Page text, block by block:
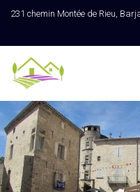
231 chemin Montée de Rieu,